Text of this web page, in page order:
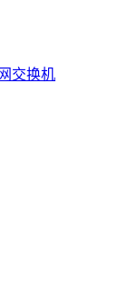
交换机